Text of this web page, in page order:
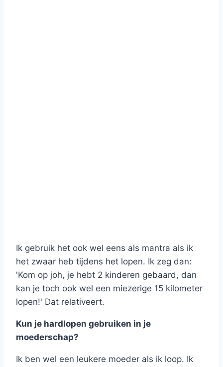
Ik gebruik het ook wel eens als mantra als ik
het zwaar heb tijdens het lopen. Ik zeg dan:
'Kom op joh, je hebt 2 kinderen gebaard, dan
kan je toch ook wel een miezerige 15 kilometer
lopen!' Dat relativeert.
Kun je hardlopen gebruiken in je
moederschap?
Ik ben wel een leukere moeder als ik loop. Ik